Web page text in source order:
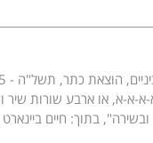
כתר, תשל"ה - 1975, עמ' 10.
א-א, או ארבע שורות שיר